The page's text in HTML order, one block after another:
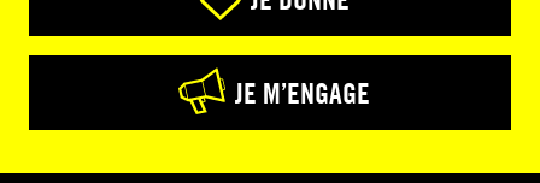
JE M’ENGAGE